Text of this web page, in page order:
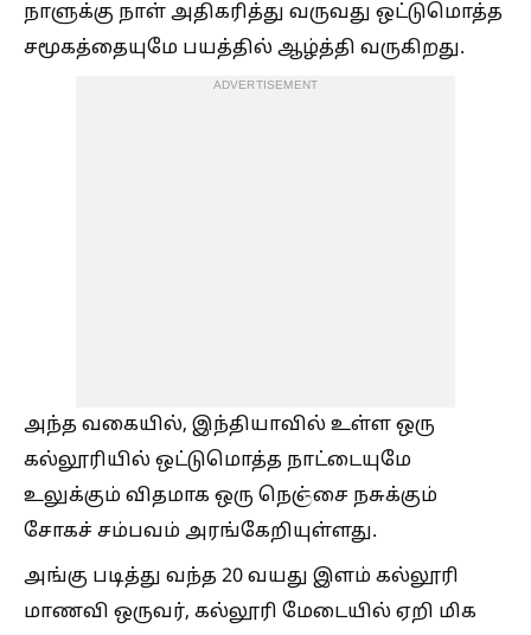
நாளுக்கு நாள் அதிகரித்து வருவது ஒட்டுமொத்த
சமூகத்தையுமே பயத்தில் ஆழ்த்தி வருகிறது.
ADVERTISEMENT
அந்த வகையில், இந்தியாவில் உள்ள ஒரு
கல்லூரியில் ஒட்டுமொத்த நாட்டையுமே
உலுக்கும் விதமாக ஒரு நெஞ்சை நசுக்கும்
சோகச் சம்பவம் அரங்கேறியுள்ளது.
அங்கு படித்து வந்த 20 வயது இளம் கல்லூரி
மாணவி ஒருவர், கல்லூரி மேடையில் ஏறி மிக